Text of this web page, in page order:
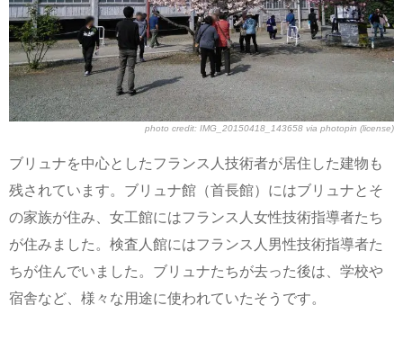
photo credit: IMG_20150418_143658 via photopin (license)
ブリュナを中心としたフランス人技術者が居住した建物も
残されています。ブリュナ館（首長館）にはブリュナとそ
の家族が住み、女工館にはフランス人女性技術指導者たち
が住みました。検査人館にはフランス人男性技術指導者た
ちが住んでいました。ブリュナたちが去った後は、学校や
宿舎など、様々な用途に使われていたそうです。